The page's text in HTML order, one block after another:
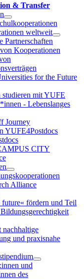
& Transfer
weltweit
Partnerschaften
Kooperationen
for the Future
studieren mit YUFE
- Lebenslanges
Journey
YUFE4Postdocs
CITY
Alliance
fördern und Teil
nachhaltige
und praxisnahe
und
des